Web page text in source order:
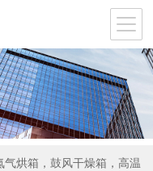
烘箱，鼓风干燥箱，高温